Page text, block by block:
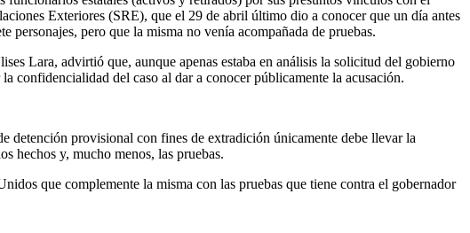
Exteriores (SRE), que el 29 de abril último dio a conocer que un día antes
pero que la misma no venía acompañada de pruebas.
Lara, advirtió que, aunque apenas estaba en análisis la solicitud del gobierno
confidencialidad del caso al dar a conocer públicamente la acusación.
detención provisional con fines de extradición únicamente debe llevar la
hechos y, mucho menos, las pruebas.
que complemente la misma con las pruebas que tiene contra el gobernador